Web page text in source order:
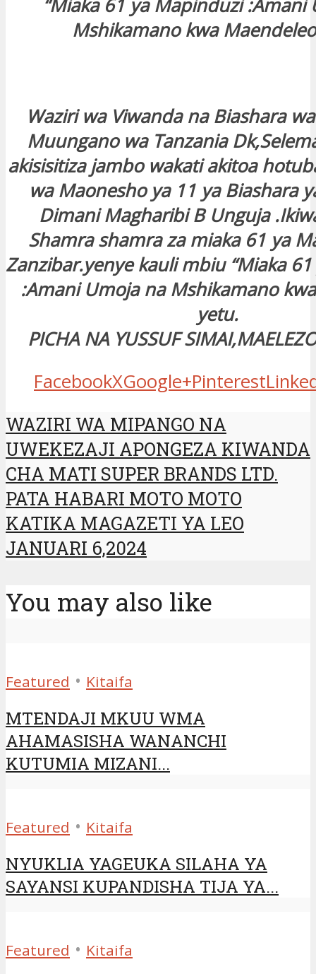
“Miaka 61 ya Mapinduzi :Amani
Mshikamano kwa
Waziri wa Viwanda na Biashara
Muungano wa Tanzania
akisisitiza jambo wakati akitoa
wa Maonesho ya 11 ya Biashara
Dimani Magharibi B Unguja
Shamra shamra za miaka 61 ya
Zanzibar.yenye kauli mbiu “Miaka
:Amani Umoja na Mshikamano
yetu.
PICHA NA YUSSUF
FacebookXGoogle+Pinterest
WAZIRI WA MIPANGO NA
UWEKEZAJI APONGEZA KIWANDA
CHA MATI SUPER BRANDS LTD.
PATA HABARI MOTO MOTO
KATIKA MAGAZETI YA LEO
JANUARI 6,2024
You may also like
Featured • Kitaifa
MTENDAJI MKUU WMA
AHAMASISHA WANANCHI
KUTUMIA MIZANI...
Featured • Kitaifa
NYUKLIA YAGEUKA SILAHA YA
SAYANSI KUPANDISHA TIJA YA...
Featured • Kitaifa